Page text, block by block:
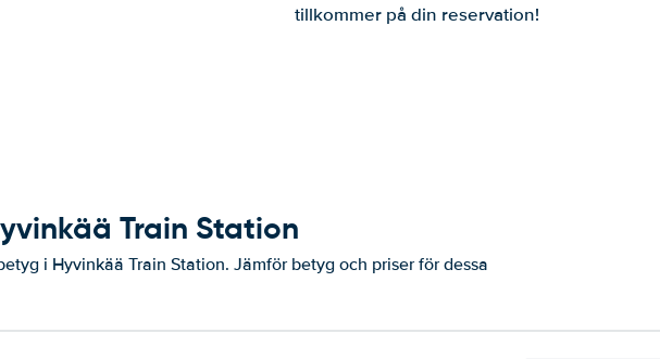
tillkommer på din reservation!
Train Station
i Hyvinkää Train Station. Jämför betyg och priser för dessa